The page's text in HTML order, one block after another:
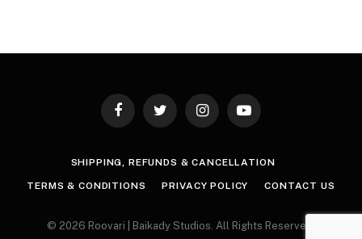
FacebookTwitter InstagramYouTube
SHIPPING, REFUNDS & CANCELLATION
TERMS & CONDITIONS PRIVACY POLICY CONTACT US
© 2026 Roovari | Baikady Studios. All Rights Reserved.